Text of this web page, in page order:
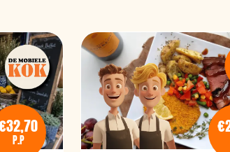
P.P